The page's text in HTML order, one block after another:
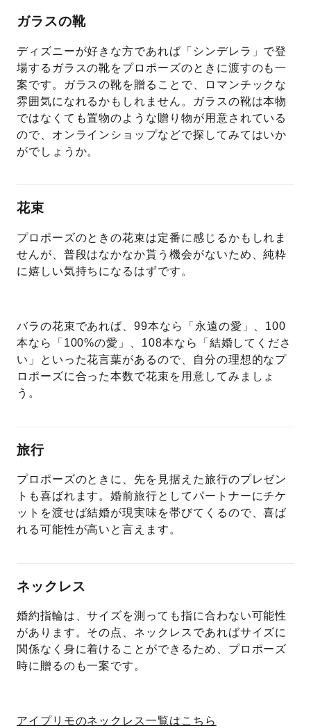
ガラスの靴
ディズニーが好きな方であれば「シンデレラ」で登
場するガラスの靴をプロポーズのときに渡すのも一
案です。ガラスの靴を贈ることで、ロマンチックな
雰囲気になれるかもしれません。ガラスの靴は本物
ではなくても置物のような贈り物が用意されている
ので、オンラインショップなどで探してみてはいか
がでしょうか。
花束
プロポーズのときの花束は定番に感じるかもしれま
せんが、普段はなかなか貰う機会がないため、純粋
に嬉しい気持ちになるはずです。
バラの花束であれば、99本なら「永遠の愛」、100
本なら「100%の愛」、108本なら「結婚してくださ
い」といった花言葉があるので、自分の理想的なプ
ロポーズに合った本数で花束を用意してみましょ
う。
旅行
プロポーズのときに、先を見据えた旅行のプレゼン
トも喜ばれます。婚前旅行としてパートナーにチケ
ットを渡せば結婚が現実味を帯びてくるので、喜ば
れる可能性が高いと言えます。
ネックレス
婚約指輪は、サイズを測っても指に合わない可能性
があります。その点、ネックレスであればサイズに
関係なく身に着けることができるため、プロポーズ
時に贈るのも一案です。
アイプリモのネックレス一覧はこちら